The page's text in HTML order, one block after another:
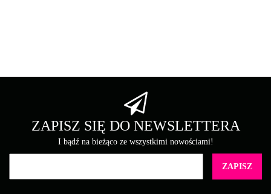
Brother
ZAPISZ SIĘ DO NEWSLETTERA
I bądź na bieżąco ze wszystkimi nowościami!